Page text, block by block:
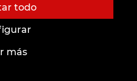
todo
más